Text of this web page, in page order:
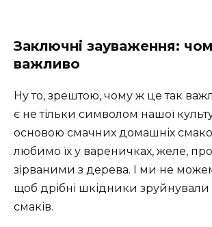
Заключні зауваження:
важливо
Ну то, зрештою, чому ж це так
є не тільки символом нашої
основою смачних домашніх
любимо їх у вареничках, желе,
зірваними з дерева. І ми не
щоб дрібні шкідники
смаків.